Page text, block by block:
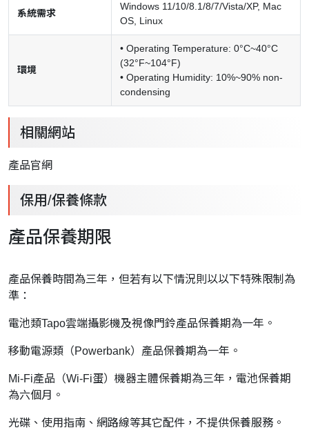
系統需求
Windows 11/10/8.1/8/7/Vista/XP, Mac
OS, Linux
環境
• Operating Temperature: 0°C~40°C
(32°F~104°F)
• Operating Humidity: 10%~90% non-
condensing
相關網站
產品官網
保用/保養條款
產品保養期限
產品保養時間為三年，但若有以下情況則以以下特殊限制為
準：
電池類Tapo雲端攝影機及視像門鈴產品保養期為一年。
移動電源類（Powerbank）產品保養期為一年。
Mi-Fi產品（Wi-Fi蛋）機器主體保養期為三年，電池保養期
為六個月。
光碟、使用指南、網路線等其它配件，不提供保養服務。